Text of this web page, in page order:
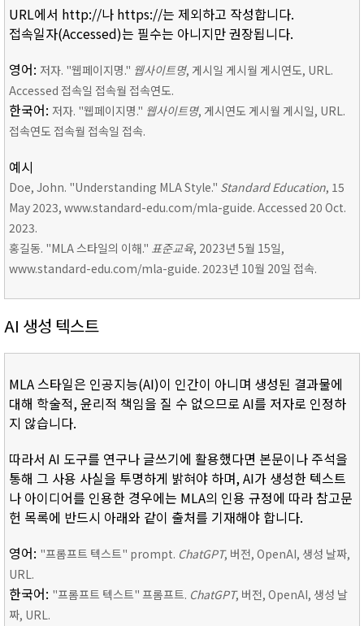
URL에서 http://나 https://는 제외하고 작성합니다.
접속일자(Accessed)는 필수는 아니지만 권장됩니다.
영어: 저자. "웹페이지명." 웹사이트명, 게시일 게시월 게시연도, URL.
Accessed 접속일 접속월 접속연도.
한국어: 저자. "웹페이지명." 웹사이트명, 게시연도 게시월 게시일, URL.
접속연도 접속월 접속일 접속.
예시
Doe, John. "Understanding MLA Style." Standard Education, 15
May 2023, www.standard-edu.com/mla-guide. Accessed 20 Oct.
2023.
홍길동. "MLA 스타일의 이해." 표준교육, 2023년 5월 15일,
www.standard-edu.com/mla-guide. 2023년 10월 20일 접속.
AI 생성 텍스트
MLA 스타일은 인공지능(AI)이 인간이 아니며 생성된 결과물에
대해 학술적, 윤리적 책임을 질 수 없으므로 AI를 저자로 인정하
지 않습니다.
따라서 AI 도구를 연구나 글쓰기에 활용했다면 본문이나 주석을
통해 그 사용 사실을 투명하게 밝혀야 하며, AI가 생성한 텍스트
나 아이디어를 인용한 경우에는 MLA의 인용 규정에 따라 참고문
헌 목록에 반드시 아래와 같이 출처를 기재해야 합니다.
영어: "프롬프트 텍스트" prompt. ChatGPT, 버전, OpenAI, 생성 날짜,
URL.
한국어: "프롬프트 텍스트" 프롬프트. ChatGPT, 버전, OpenAI, 생성 날
짜, URL.